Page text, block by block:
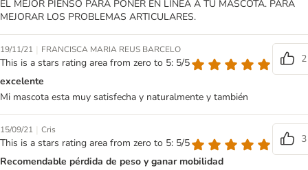
EL MEJOR PIENSO PARA PONER EN LINEA A TU MASCOTA. PARA
MEJORAR LOS PROBLEMAS ARTICULARES.
19/11/21 | FRANCISCA MARIA REUS BARCELO
This is a stars rating area from zero to 5: 5/5
2
excelente
Mi mascota esta muy satisfecha y naturalmente y también
15/09/21 | Cris
This is a stars rating area from zero to 5: 5/5
3
Recomendable pérdida de peso y ganar mobilidad